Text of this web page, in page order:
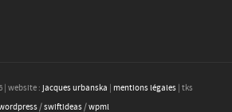
| website : jacques urbanska | mentions légales | tks
/swiftideas/wpml